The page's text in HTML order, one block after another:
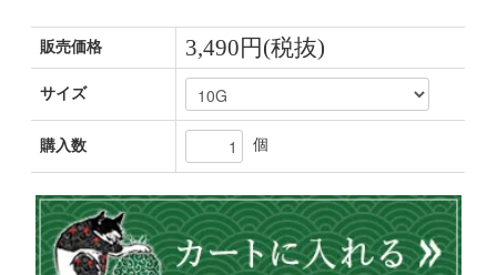
販売価格 3,490円(税抜)
サイズ
購入数 個